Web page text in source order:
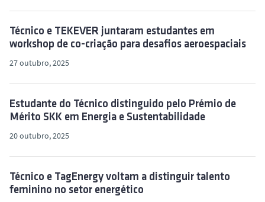
Técnico e TEKEVER juntaram estudantes em
workshop de co-criação para desafios aeroespaciais
27 outubro, 2025
Estudante do Técnico distinguido pelo Prémio de
Mérito SKK em Energia e Sustentabilidade
20 outubro, 2025
Técnico e TagEnergy voltam a distinguir talento
feminino no setor energético